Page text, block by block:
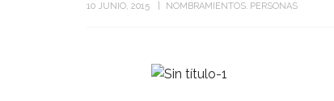
10 JUNIO, 2015 NOMBRAMIENTOS PERSONAS